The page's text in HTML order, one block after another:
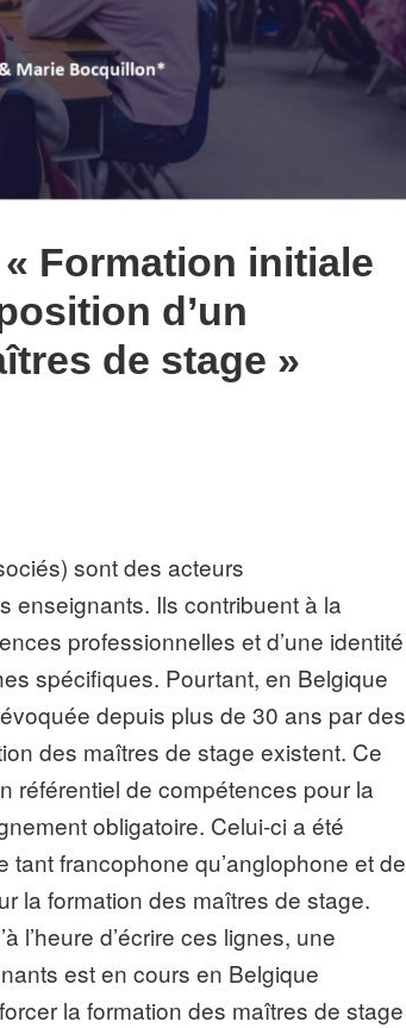
Formation initiale
d’un
de stage »
sont des acteurs
enseignants. Ils contribuent à la
professionnelles et d’une identité
spécifiques. Pourtant, en Belgique
depuis plus de 30 ans par des
des maîtres de stage existent. Ce
référentiel de compétences pour la
obligatoire. Celui-ci a été
francophone qu’anglophone et de
la formation des maîtres de stage.
l’heure d’écrire ces lignes, une
est en cours en Belgique
la formation des maîtres de stage